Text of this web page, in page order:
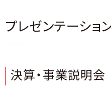
プレゼンテーショ
決算・事業説明会